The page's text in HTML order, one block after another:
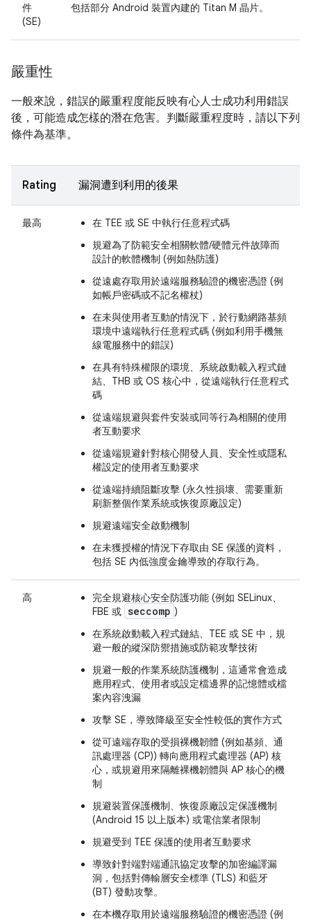
件
(SE)
包括部分 Android 裝置內建的 Titan M 晶片。
嚴重性
一般來說，錯誤的嚴重程度能反映有心人士成功利用錯誤
後，可能造成怎樣的潛在危害。判斷嚴重程度時，請以下列
條件為基準。
Rating 漏洞遭到利用的後果
最高
在 TEE 或 SE 中執行任意程式碼
規避為了防範安全相關軟體/硬體元件故障而
設計的軟體機制 (例如熱防護)
從遠處存取用於遠端服務驗證的機密憑證 (例
如帳戶密碼或不記名權杖)
在未與使用者互動的情況下，於行動網路基頻
環境中遠端執行任意程式碼 (例如利用手機無
線電服務中的錯誤)
在具有特殊權限的環境、系統啟動載入程式鏈
結、THB 或 OS 核心中，從遠端執行任意程式
碼
從遠端規避與套件安裝或同等行為相關的使用
者互動要求
從遠端規避針對核心開發人員、安全性或隱私
權設定的使用者互動要求
從遠端持續阻斷攻擊 (永久性損壞、需要重新
刷新整個作業系統或恢復原廠設定)
規避遠端安全啟動機制
在未獲授權的情況下存取由 SE 保護的資料，
包括 SE 內低強度金鑰導致的存取行為。
高
完全規避核心安全防護功能 (例如 SELinux、
FBE 或 seccomp )
在系統啟動載入程式鏈結、TEE 或 SE 中，規
避一般的縱深防禦措施或防範攻擊技術
規避一般的作業系統防護機制，這通常會造成
應用程式、使用者或設定檔邊界的記憶體或檔
案內容洩漏
攻擊 SE，導致降級至安全性較低的實作方式
從可遠端存取的受損裸機韌體 (例如基頻、通
訊處理器 (CP)) 轉向應用程式處理器 (AP) 核
心，或規避用來隔離裸機韌體與 AP 核心的機
制
規避裝置保護機制、恢復原廠設定保護機制
(Android 15 以上版本) 或電信業者限制
規避受到 TEE 保護的使用者互動要求
導致針對端對端通訊協定攻擊的加密編譯漏
洞，包括對傳輸層安全標準 (TLS) 和藍牙
(BT) 發動攻擊。
在本機存取用於遠端服務驗證的機密憑證 (例